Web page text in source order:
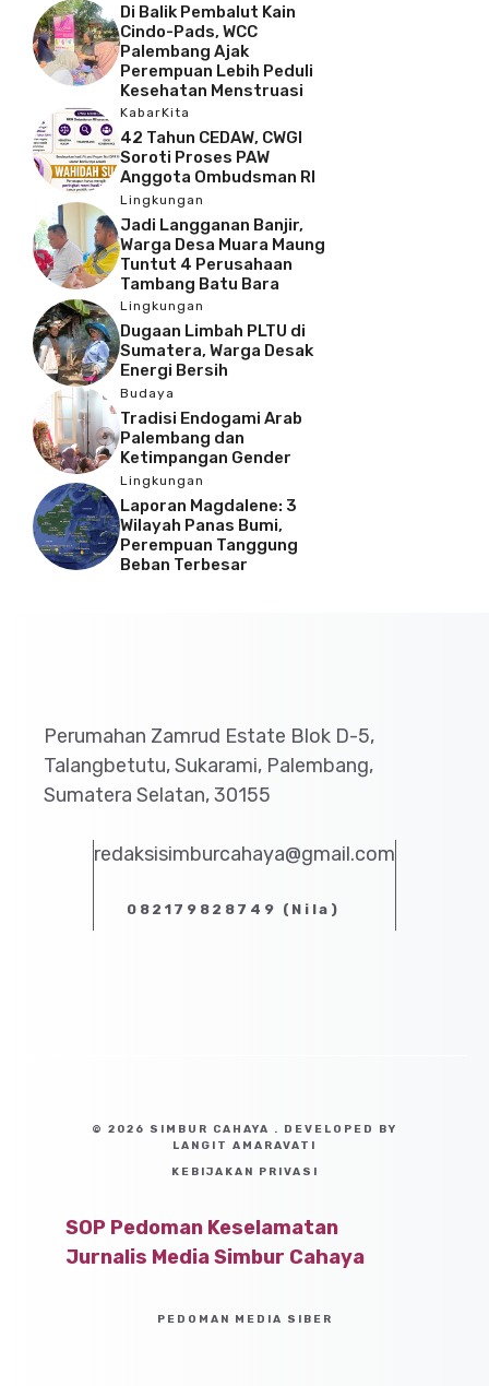
Di Balik Pembalut Kain
Cindo-Pads, WCC
Palembang Ajak
Perempuan Lebih Peduli
Kesehatan Menstruasi
KabarKita
42 Tahun CEDAW, CWGI
Soroti Proses PAW
Anggota Ombudsman RI
Lingkungan
Jadi Langganan Banjir,
Warga Desa Muara Maung
Tuntut 4 Perusahaan
Tambang Batu Bara
Lingkungan
Dugaan Limbah PLTU di
Sumatera, Warga Desak
Energi Bersih
Budaya
Tradisi Endogami Arab
Palembang dan
Ketimpangan Gender
Lingkungan
Laporan Magdalene: 3
Wilayah Panas Bumi,
Perempuan Tanggung
Beban Terbesar
Perumahan Zamrud Estate Blok D-5,
Talangbetutu, Sukarami, Palembang,
Sumatera Selatan, 30155
redaksisimburcahaya@gmail.com
082179828749 (Nila)
© 2026 SIMBUR CAHAYA . DEVELOPED BY
LANGIT AMARAVATI
KEBIJAKAN PRIVASI
SOP Pedoman Keselamatan
Jurnalis Media Simbur Cahaya
PEDOMAN MEDIA SIBER